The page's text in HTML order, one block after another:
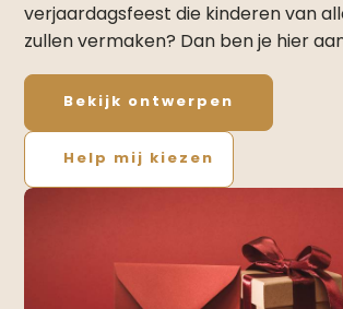
verjaardagsfeest die kinderen van
zullen vermaken? Dan ben je hier
Bekijk ontwerpen
Help mij kiezen